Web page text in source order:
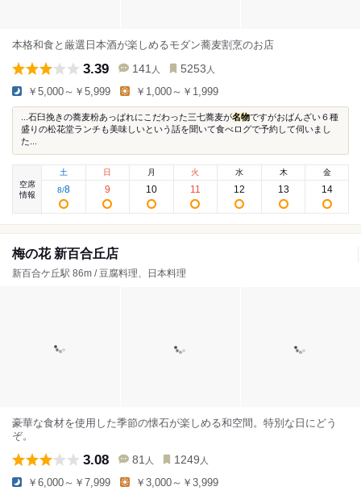
本格和食と厳選日本酒が楽しめるモダン蕎麦割烹のお店
3.39 141 人 5253 人
￥5,000～￥5,999 ￥1,000～￥1,999
...石臼挽きの蕎麦粉あっぱれにこだわった三七蕎麦が名物ですがおばんざい６種
盛りの松花堂ランチも美味しいという話を聞いて食べログで予約して伺いまし
た...
空席
情報
土
8/8
日
9
月
10
火
11
水
12
木
13
金
14
梅の花 新百合丘店
新百合ケ丘駅 86m / 豆腐料理、日本料理
豪華な食材を使用した季節の懐石が楽しめる和空間。特別な日にどう
ぞ。
3.08 81 人 1249 人
￥6,000～￥7,999 ￥3,000～￥3,999